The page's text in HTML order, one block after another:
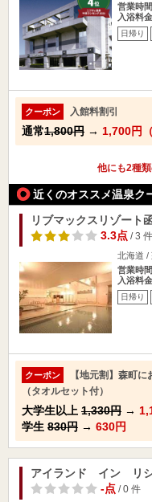
営業時
入浴料
日帰り
クーポン 入館料割引
通常1,800円 → 1,700円
他にも2種
近くのオススメ温泉ク
リブマックスリゾート
3.3点/ 3 件
北海道 /
営業時
入浴料
日帰り
クーポン
【地元割】森町
（タオルセット付）
大学生以上 1,330円 →
学生 830円 → 630円
アイランド イン リシ
-点/ 0 件